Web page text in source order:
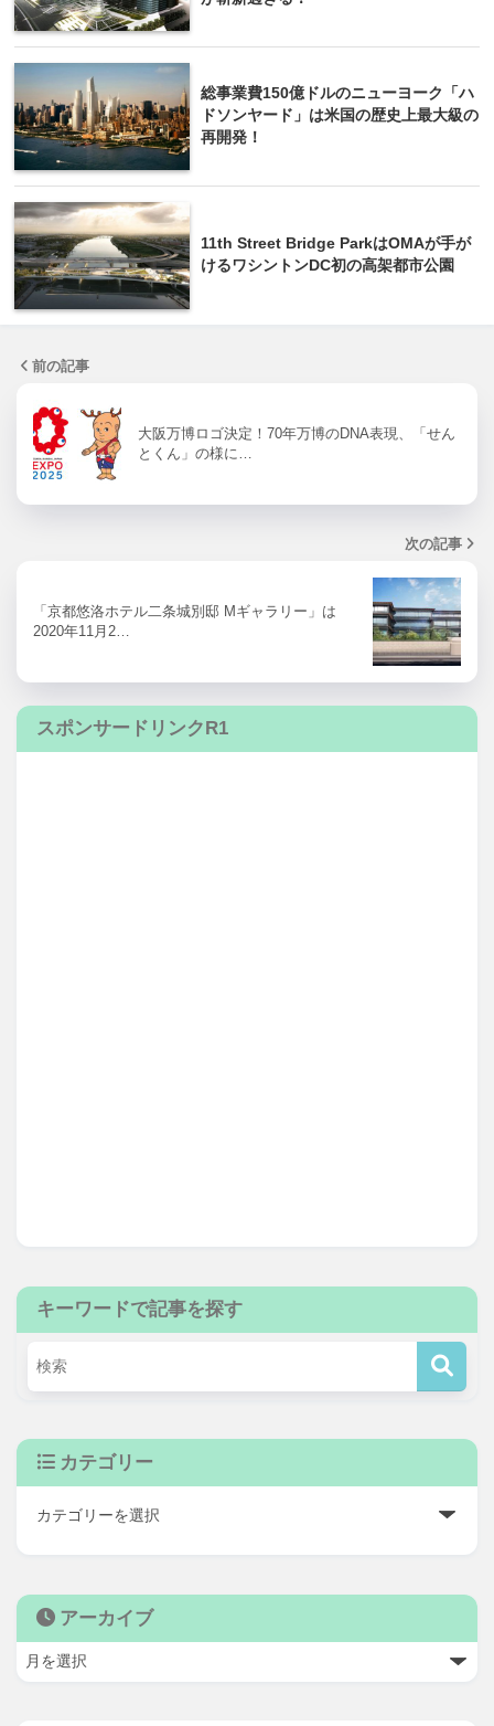
総事業費150億ドルのニューヨーク「ハ
ドソンヤード」は米国の歴史上最大級の
再開発！
11th Street Bridge ParkはOMAが手が
けるワシントンDC初の高架都市公園
前の記事
大阪万博ロゴ決定！70年万博のDNA表現、「せん
とくん」の様に…
次の記事
「京都悠洛ホテル二条城別邸 Mギャラリー」は
2020年11月2…
スポンサードリンクR1
キーワードで記事を探す
カテゴリー
アーカイブ